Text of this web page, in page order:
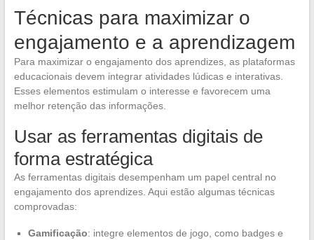
Técnicas para maximizar o
engajamento e a aprendizagem
Para maximizar o engajamento dos aprendizes, as plataformas
educacionais devem integrar atividades lúdicas e interativas.
Esses elementos estimulam o interesse e favorecem uma
melhor retenção das informações.
Usar as ferramentas digitais de
forma estratégica
As ferramentas digitais desempenham um papel central no
engajamento dos aprendizes. Aqui estão algumas técnicas
comprovadas:
Gamificação: integre elementos de jogo, como badges e